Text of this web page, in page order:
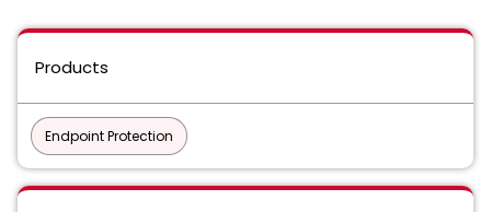
Products
Endpoint Protection